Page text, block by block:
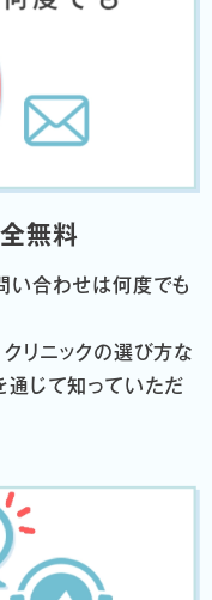
無料
い合わせは何度でも
リニックの選び方な
通じて知っていただ